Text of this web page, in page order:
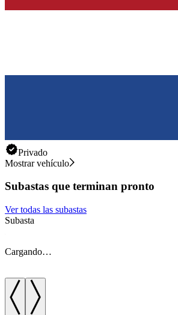
Privado
Mostrar vehículo
Subastas que terminan pronto
Ver todas las subastas
Subasta
Cargando…